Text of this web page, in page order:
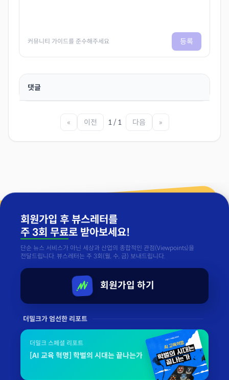
커뮤니티 가이드를 준수해주세요 등록
댓글
« 이전 1 / 1 다음 »
회원가입 후 뷰스레터를
주 3회 무료로 받아보세요!
단순 뉴스 서비스가 아닌 세상과 산업의 종합적인 관점(Viewpoints)을
전달드립니다. 뷰스레터는 주 3회(월, 수, 금) 보내드립니다.
회원가입 하기
더밀크가 엄선한 리포트
더밀크 스페셜 리포트
[AI 교육 혁명] 학벌의 시대는 끝나는가